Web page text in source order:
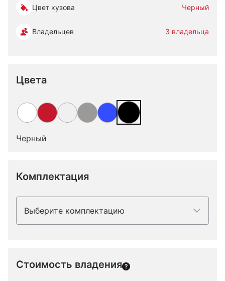
Цвет кузова Черный
Владельцев 3 владельца
Цвета
Черный
Комплектация
Выберите комплектацию
Стоимость владения